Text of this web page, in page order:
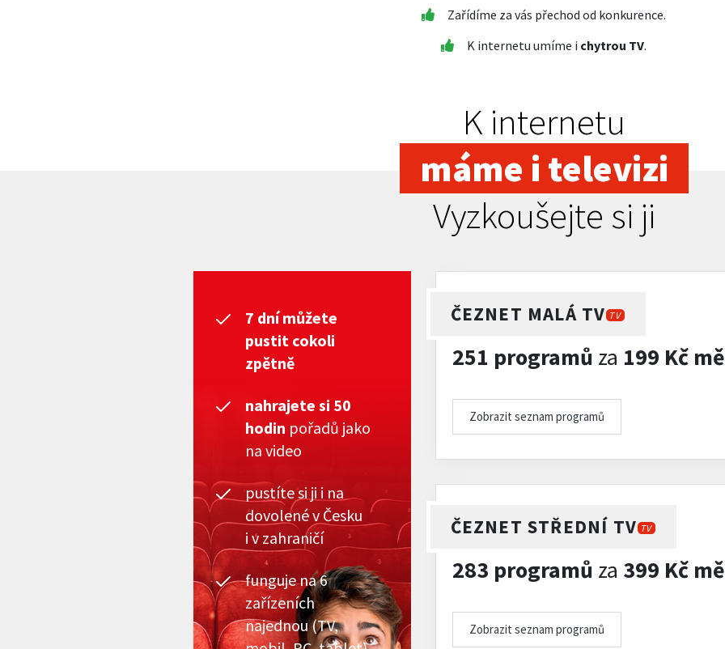
Zařídíme za vás přechod od konkurence.
K internetu umíme i chytrou TV.
K internetu
máme i televizi
Vyzkoušejte si ji
7 dní můžete
pustit cokoli
zpětně
nahrajete si 50
hodin pořadů jako
na video
pustíte si ji i na
dovolené v Česku
i v zahraničí
funguje na 6
zařízeních
najednou (TV,
ČEZNET MALÁ TV TV
251 programů za 199 Kč
Zobrazit seznam programů
ČEZNET STŘEDNÍ TV TV
283 programů za 399 Kč
Zobrazit seznam programů